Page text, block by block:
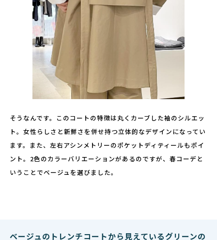
そうなんです。このコートの特徴は丸くカーブした袖のシルエッ
ト。女性らしさと新鮮さを併せ持つ立体的なデザインになってい
ます。また、左右アシンメトリーのポケットディティールもポイ
ント。2色のカラーバリエーションがあるのですが、春コーデと
いうことでベージュを選びました。
ベージュのトレンチコートから見えているグリーンの